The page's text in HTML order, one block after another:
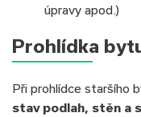
úpravy apod.)
Prohlídka
Při prohlídce staršího
stav podlah, stěn a